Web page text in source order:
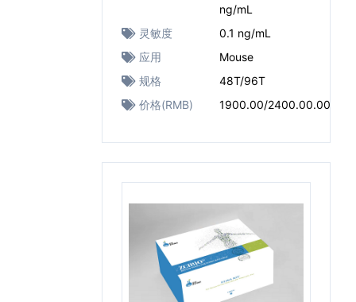
ng/mL
灵敏度
0.1 ng/mL
应用
Mouse
规格
48T/96T
价格(RMB)
1900.00/2400.00.00